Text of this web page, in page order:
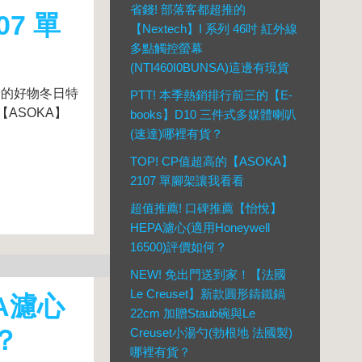
單
好物冬日特
】
濾心
省錢! 部落客都超推的
【Nextech】I 系列 46吋 紅外線
多點觸控螢幕
(NTI460I0BUNSA)這邊有現貨
PTT! 本季熱銷排行前三的【E-
books】D10 三件式多媒體喇叭
(速達)哪裡有貨？
TOP! CP值超高的【ASOKA】
2107 單腳架讓我看看
超值推薦! 口碑推薦【怡悅】
HEPA濾心(適用Honeywell
16500)評價如何？
NEW! 免出門送到家！【法國
Le Creuset】新款圓形鑄鐵鍋
22cm 加贈Staub碗與Le
Creuset小湯勺(勃根地 法國製)
哪裡有貨？